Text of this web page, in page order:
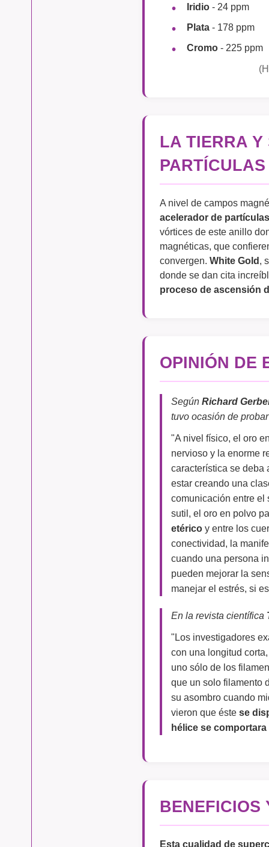
Iridio - 24 ppm
Plata - 178 ppm
Cromo - 225 ppm
LA TIERRA Y
PARTÍCULAS
A nivel de campos
acelerador de partículas
vórtices de este anillo
magnéticas, que
convergen. White Gold,
donde se dan cita
proceso de ascensión
OPINIÓN DE
Según Richard
tuvo ocasión de
"A nivel físico, el oro
nervioso y la enorme
característica se deba
estar creando una
comunicación entre el
sutil, el oro en polvo
etérico y entre los
conectividad, la
cuando una persona
pueden mejorar la
manejar el estrés, si
En la revista científica
"Los investigadores
con una longitud
uno sólo de los
que un solo filamento
su asombro cuando
vieron que éste se
hélice se
BENEFICIOS
Esta cualidad de